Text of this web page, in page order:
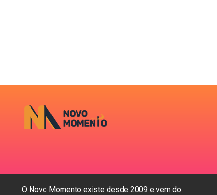
O Novo Momento existe desde 2009 e vem do